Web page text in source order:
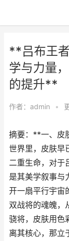
**吕布王
学与力量
的提升**
作者： admin •
摘要：**一、皮
世界里，皮肤早
二重生命，对于
是其美学叙事与
开一扇平行宇宙
双战将的魂魄，
骁将，皮肤用色
离其核心，那立